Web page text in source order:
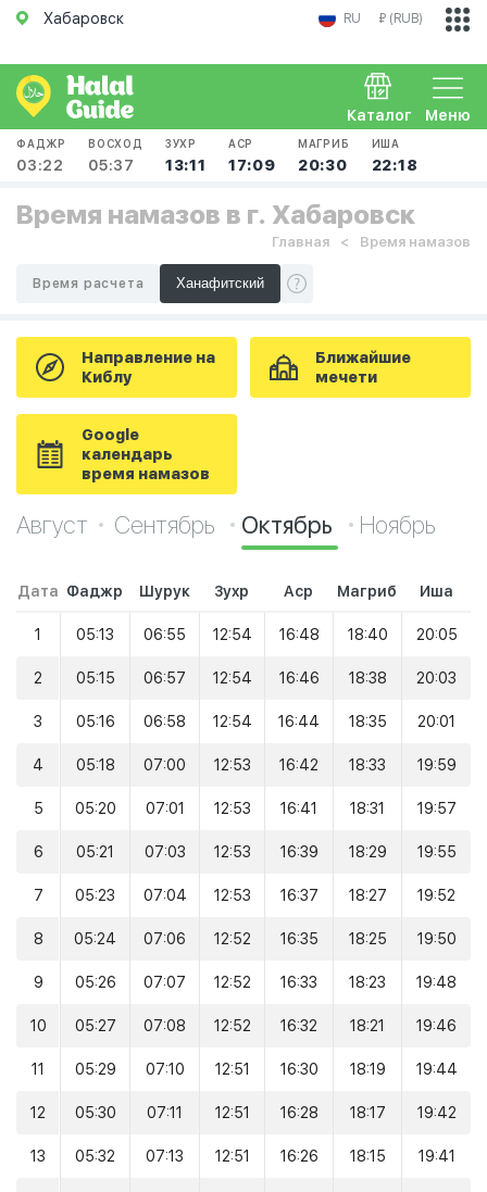
Хабаровск RU ₽ (RUB)
Меню
Каталог
ФАДЖР
03:22
ВОСХОД
05:37
ЗУХР
13:11
АСР
17:09
МАГРИБ
20:30
ИША
22:18
Время намазов в г. Хабаровск
Главная Время намазов
Время расчета
Направление на
Киблу
Ближайшие
мечети
Google
календарь
время намазов
Август Сентябрь Октябрь Ноябрь
Дата Фаджр Шурук Зухр Аср Магриб Иша
1 05:13 06:55 12:54 16:48 18:40 20:05
2 05:15 06:57 12:54 16:46 18:38 20:03
3 05:16 06:58 12:54 16:44 18:35 20:01
4 05:18 07:00 12:53 16:42 18:33 19:59
5 05:20 07:01 12:53 16:41 18:31 19:57
6 05:21 07:03 12:53 16:39 18:29 19:55
7 05:23 07:04 12:53 16:37 18:27 19:52
8 05:24 07:06 12:52 16:35 18:25 19:50
9 05:26 07:07 12:52 16:33 18:23 19:48
10 05:27 07:08 12:52 16:32 18:21 19:46
11 05:29 07:10 12:51 16:30 18:19 19:44
12 05:30 07:11 12:51 16:28 18:17 19:42
13 05:32 07:13 12:51 16:26 18:15 19:41